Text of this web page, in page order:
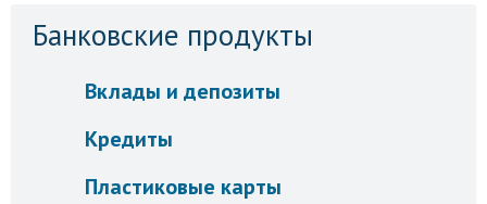
Банковские продукты
Вклады и депозиты
Кредиты
Пластиковые карты